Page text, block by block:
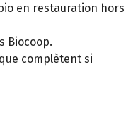
en restauration hors
Biocoop.
complètent si